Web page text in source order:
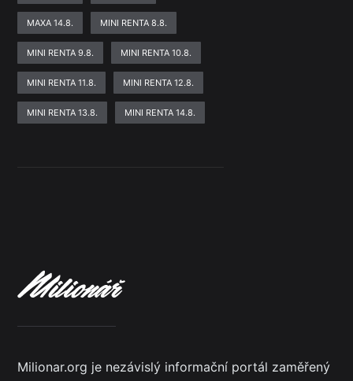
MAXA 14.8. MINI RENTA 8.8.
MINI RENTA 9.8. MINI RENTA 10.8.
MINI RENTA 11.8. MINI RENTA 12.8.
MINI RENTA 13.8. MINI RENTA 14.8.
Milionar.org je nezávislý informační portál zaměřený